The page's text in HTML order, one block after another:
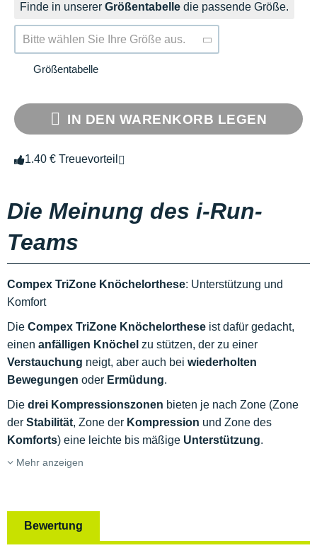
Finde in unserer Größentabelle die passende Größe.
Bitte wählen Sie Ihre Größe aus.
Größentabelle
IN DEN WARENKORB LEGEN
1.40 € Treuevorteil
Die Meinung des i-Run-
Teams
Compex TriZone Knöchelorthese: Unterstützung und
Komfort
Die Compex TriZone Knöchelorthese ist dafür gedacht,
einen anfälligen Knöchel zu stützen, der zu einer
Verstauchung neigt, aber auch bei wiederholten
Bewegungen oder Ermüdung.
Die drei Kompressionszonen bieten je nach Zone (Zone
der Stabilität, Zone der Kompression und Zone des
Komforts) eine leichte bis mäßige Unterstützung.
Mehr anzeigen
Bewertung